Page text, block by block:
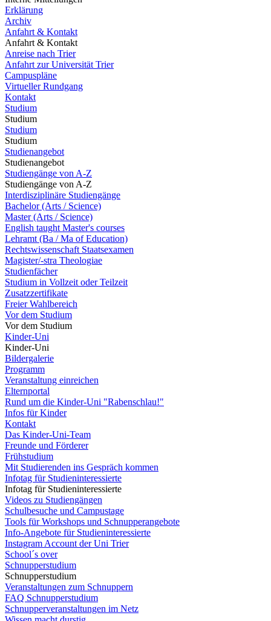
Erklärung
Archiv
Anfahrt & Kontakt
Anfahrt & Kontakt
Anreise nach Trier
Anfahrt zur Universität Trier
Campuspläne
Virtueller Rundgang
Kontakt
Studium
Studium
Studium
Studium
Studienangebot
Studienangebot
Studiengänge von A-Z
Studiengänge von A-Z
Interdisziplinäre Studiengänge
Bachelor (Arts / Science)
Master (Arts / Science)
English taught Master's courses
Lehramt (Ba / Ma of Education)
Rechtswissenschaft Staatsexamen
Magister/-stra Theologiae
Studienfächer
Studium in Vollzeit oder Teilzeit
Zusatzzertifikate
Freier Wahlbereich
Vor dem Studium
Vor dem Studium
Kinder-Uni
Kinder-Uni
Bildergalerie
Programm
Veranstaltung einreichen
Elternportal
Rund um die Kinder-Uni "Rabenschlau!"
Infos für Kinder
Kontakt
Das Kinder-Uni-Team
Freunde und Förderer
Frühstudium
Mit Studierenden ins Gespräch kommen
Infotag für Studieninteressierte
Infotag für Studieninteressierte
Videos zu Studiengängen
Schulbesuche und Campustage
Tools für Workshops und Schnupperangebote
Info-Angebote für Studieninteressierte
Instagram Account der Uni Trier
School´s over
Schnupperstudium
Schnupperstudium
Veranstaltungen zum Schnuppern
FAQ Schnupperstudium
Schnupperveranstaltungen im Netz